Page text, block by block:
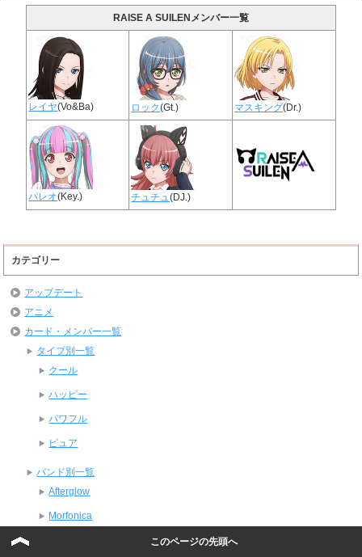
RAISE A SUILENメンバー一覧
レイヤ(Vo&Ba) ロック(Gt.) マスキング(Dr.)
パレオ(Key.) チュチュ(DJ.)
カテゴリー
アップデート
アニメ
カード・メンバー一覧
タイプ別一覧
クール
ハッピー
パワフル
ピュア
バンド別一覧
Afterglow
Morfonica
このページの先頭へ